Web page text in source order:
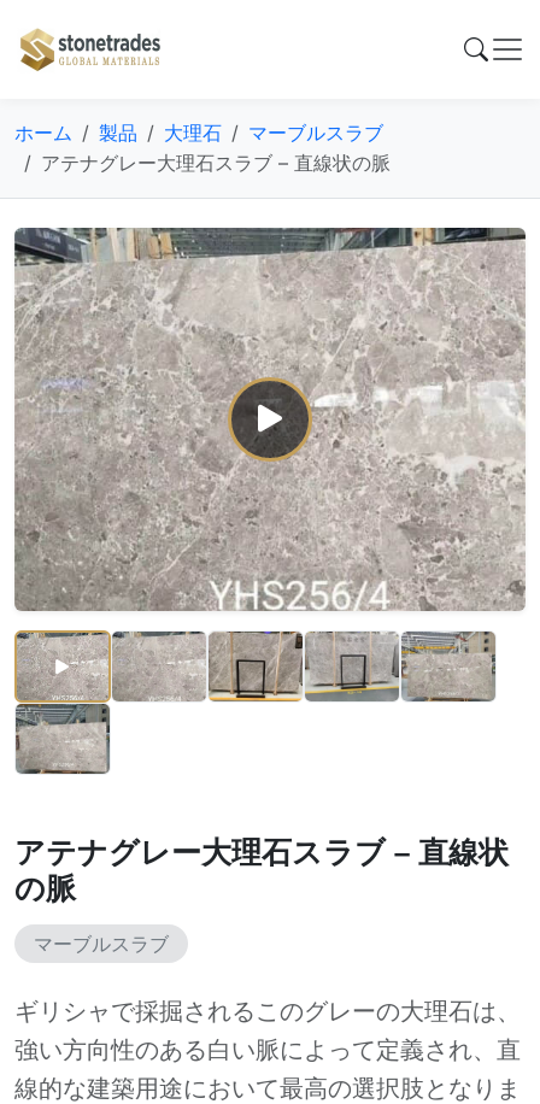
ホーム 製品 大理石
マーブルスラブ
アテナグレー大理石スラブ – 直線状の脈
アテナグレー大理石スラブ – 直線状
の脈
マーブルスラブ
ギリシャで採掘されるこのグレーの大理石は、
強い方向性のある白い脈によって定義され、直
線的な建築用途において最高の選択肢となりま